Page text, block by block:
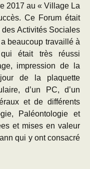
2017 au « Village La
Ce Forum était
Activités Sociales
beaucoup travaillé à
était très réussi
impression de la
de la plaquette
d’un PC, d’un
et de différents
Paléontologie et
et mises en valeur
qui y ont consacré